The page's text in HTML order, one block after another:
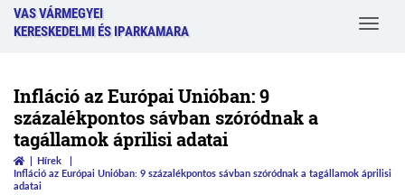
VAS VÁRMEGYEI
KERESKEDELMI ÉS IPARKAMARA
Toggle
Infláció az Európai Unióban: 9
százalékpontos sávban szóródnak a
tagállamok áprilisi adatai
Hírek
Infláció az Európai Unióban: 9 százalékpontos sávban szóródnak a tagállamok áprilisi
adatai